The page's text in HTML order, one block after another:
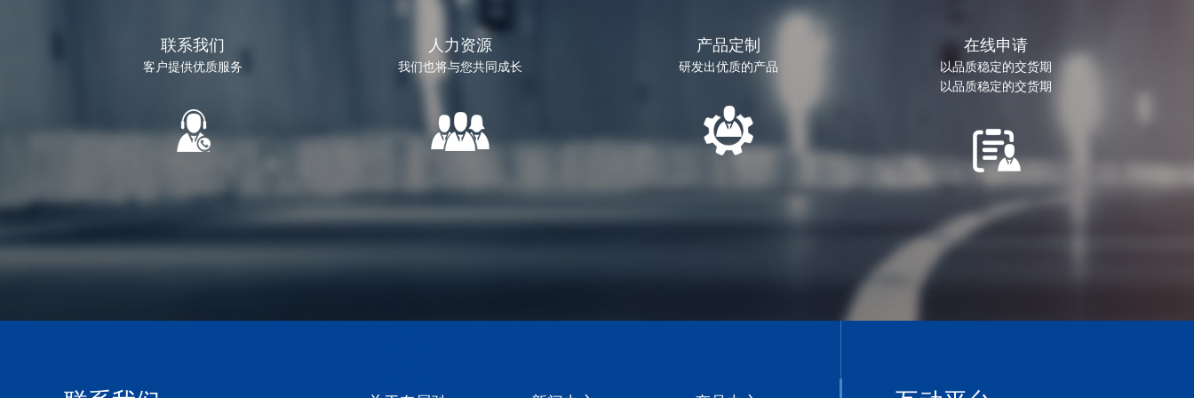
联系我们
客户提供优质服务
人力资源
我们也将与您共同成长
产品定制
研发出优质的产品
在线申请
以品质稳定的交货期
以品质稳定的交货期